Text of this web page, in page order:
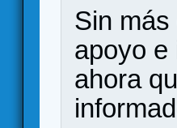
Sin
apoyo e
ahora